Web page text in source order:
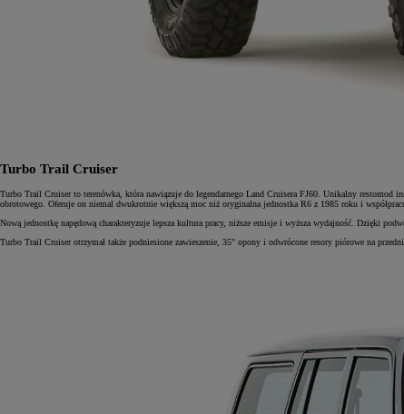
Turbo Trail Cruiser
Turbo Trail Cruiser to terenówka, która nawiązuje do legendarnego Land Cruisera FJ60. Unikalny
obrotowego. Oferuje on niemal dwukrotnie większą moc niż oryginalna jednostka R6 z 1985 roku i
Nową jednostkę napędową charakteryzuje lepsza kultura pracy, niższe emisje i wyższa wydajność. Dzięki
Turbo Trail Cruiser otrzymał także podniesione zawieszenie, 35" opony i odwrócone resory piórowe na